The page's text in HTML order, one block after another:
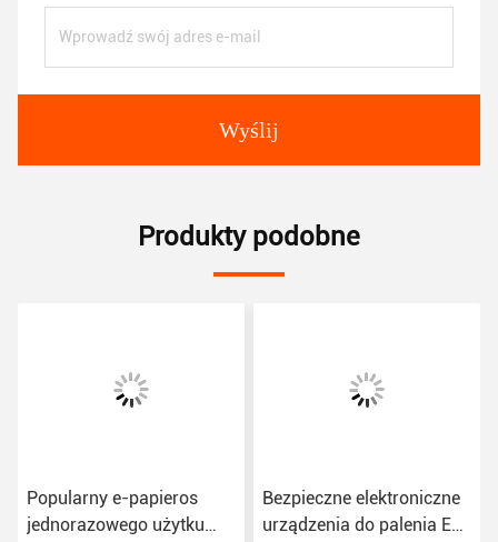
Wyślij
Produkty podobne
Popularny e-papieros
jednorazowego użytku
Bezpieczne elektroniczne
urządzenia do palenia E